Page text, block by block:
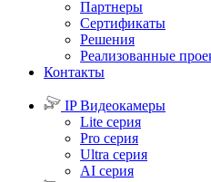
Партнеры
Сертификаты
Решения
Реализованные
Контакты
IP Видеокамеры
Lite серия
Pro серия
Ultra серия
AI серия